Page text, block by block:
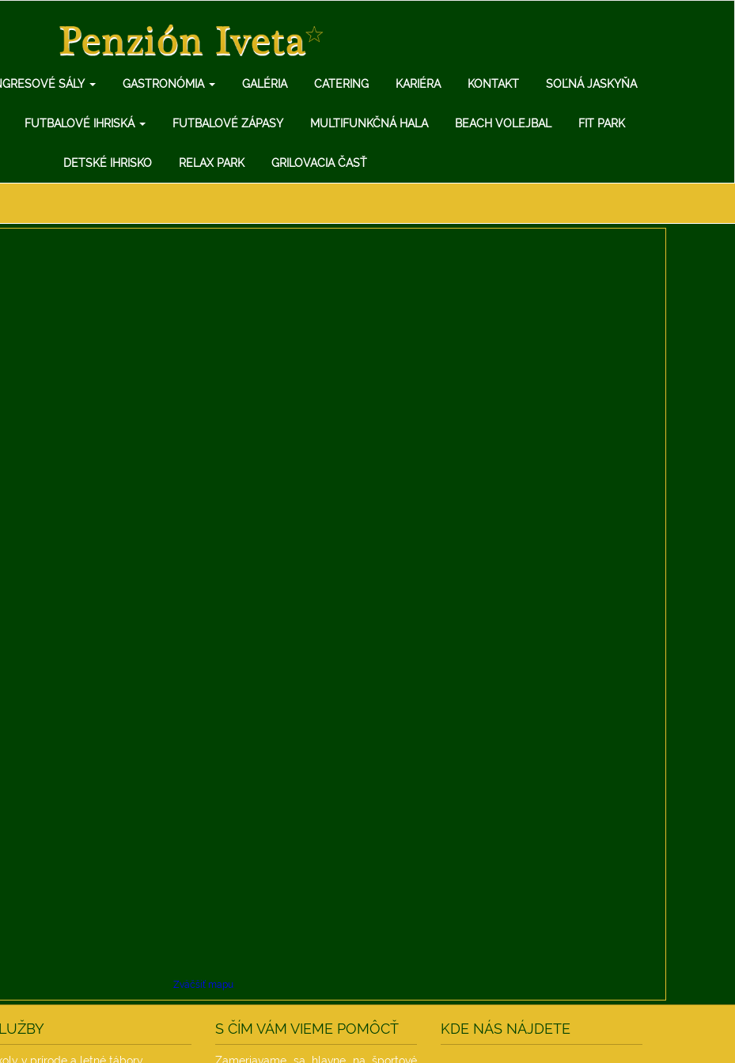
SÁLY GASTRONÓMIA GALÉRIA CATERING KARIÉRA KONTAKT SOĽNÁ JASKYŇA
FUTBALOVÉ IHRISKÁ FUTBALOVÉ ZÁPASY MULTIFUNKČNÁ HALA BEACH VOLEJBAL FIT PARK
DETSKÉ IHRISKO RELAX PARK GRILOVACIA ČASŤ
Zväčšiť mapu
S ČÍM VÁM VIEME POMÔCŤ KDE NÁS NÁJDETE